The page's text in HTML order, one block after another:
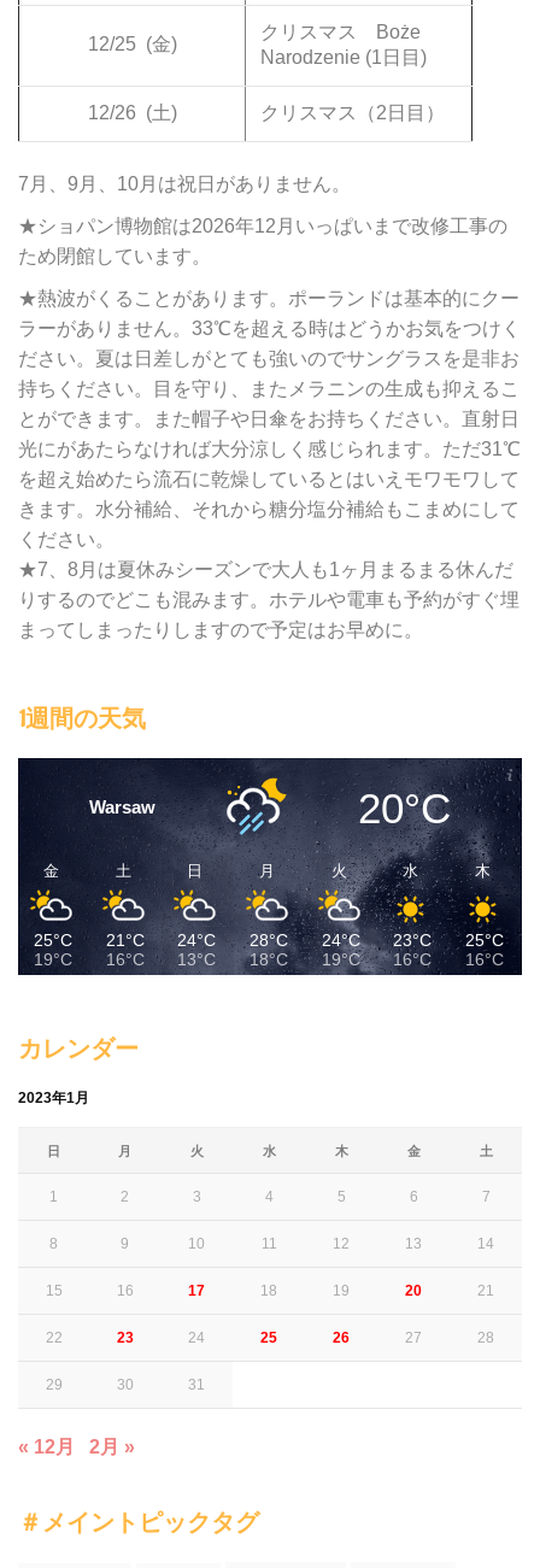
12/25 (金)
クリスマス Boże
Narodzenie (1日目)
12/26 (土) クリスマス（2日目）
7月、9月、10月は祝日がありません。
★ショパン博物館は2026年12月いっぱいまで改修工事の
ため閉館しています。
★熱波がくることがあります。ポーランドは基本的にクー
ラーがありません。33℃を超える時はどうかお気をつけく
ださい。夏は日差しがとても強いのでサングラスを是非お
持ちください。目を守り、またメラニンの生成も抑えるこ
とができます。また帽子や日傘をお持ちください。直射日
光にがあたらなければ大分涼しく感じられます。ただ31℃
を超え始めたら流石に乾燥しているとはいえモワモワして
きます。水分補給、それから糖分塩分補給もこまめにして
ください。
★7、8月は夏休みシーズンで大人も1ヶ月まるまる休んだ
りするのでどこも混みます。ホテルや電車も予約がすぐ埋
まってしまったりしますので予定はお早めに。
1週間の天気
Warsaw 20°C
金
25°C
19°C
土
21°C
16°C
日
24°C
13°C
月
28°C
18°C
火
24°C
19°C
水
23°C
16°C
木
25°C
16°C
カレンダー
2023年1月
日 月 火 水 木 金 土
1 2 3 4 5 6 7
8 9 10 11 12 13 14
15 16 17 18 19 20 21
22 23 24 25 26 27 28
29 30 31
« 12月 2月 »
＃メイントピックタグ